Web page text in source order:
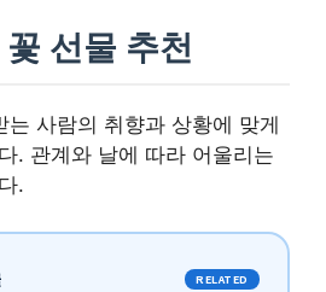
선물 추천
는 사람의 취향과 상황에 맞게
. 관계와 날에 따라 어울리는
.
RELATED